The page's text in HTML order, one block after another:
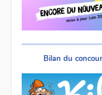
Bilan du